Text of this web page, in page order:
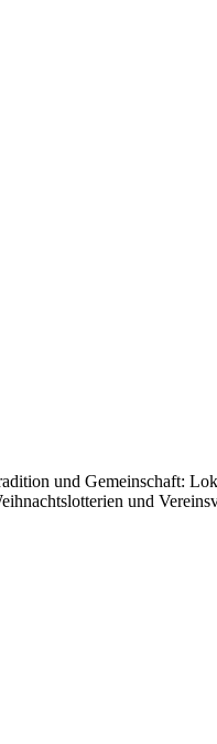
und Gemeinschaft:
und